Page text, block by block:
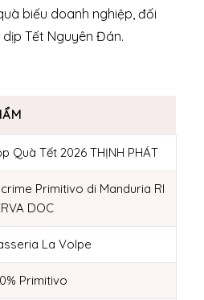
biếu doanh nghiệp, đối
Tết Nguyên Đán.
Quà Tết 2026 THỊNH PHÁT
Primitivo di Manduria RI
DOC
La Volpe
Primitivo